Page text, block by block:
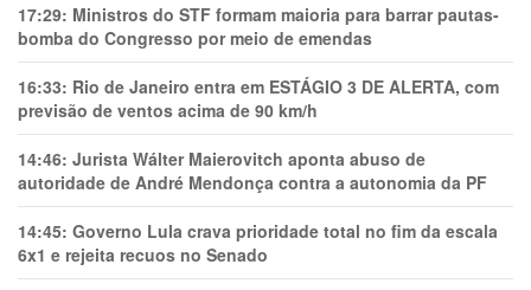
17:29: Ministros do STF formam maioria para barrar pautas-
bomba do Congresso por meio de emendas
16:33: Rio de Janeiro entra em ESTÁGIO 3 DE ALERTA, com
previsão de ventos acima de 90 km/h
14:46: Jurista Wálter Maierovitch aponta abuso de
autoridade de André Mendonça contra a autonomia da PF
14:45: Governo Lula crava prioridade total no fim da escala
6x1 e rejeita recuos no Senado